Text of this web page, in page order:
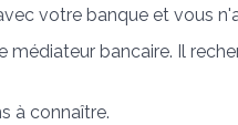
votre banque et vous
médiateur bancaire. Il
à connaître.